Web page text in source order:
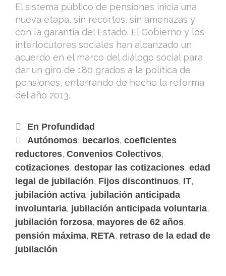
El sistema público de pensiones inicia una
nueva etapa, sin recortes, sin amenazas y
con la garantía del Estado. El Gobierno y los
interlocutores sociales han alcanzado un
acuerdo en el marco del diálogo social para
dar un giro de 180 grados a la política de
pensiones, enterrando de hecho la reforma
del año 2013.
En Profundidad
Autónomos, becarios, coeficientes
reductores, Convenios Colectivos,
cotizaciones, destopar las cotizaciones, edad
legal de jubilación, Fijos discontinuos, IT,
jubilación activa, jubilación anticipada
involuntaria, jubilación anticipada voluntaria,
jubilación forzosa, mayores de 62 años,
pensión máxima, RETA, retraso de la edad de
jubilación